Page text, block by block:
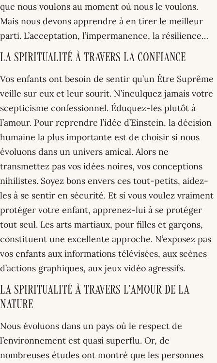
que nous voulons au moment où nous le voulons.
Mais nous devons apprendre à en tirer le meilleur
parti. L’acceptation, l’impermanence, la résilience…
La spiritualité à travers la confiance
Vos enfants ont besoin de sentir qu’un Être Suprême
veille sur eux et leur sourit. N’inculquez jamais votre
scepticisme confessionnel. Éduquez-les plutôt à
l’amour. Pour reprendre l’idée d’Einstein, la décision
humaine la plus importante est de choisir si nous
évoluons dans un univers amical. Alors ne
transmettez pas vos idées noires, vos conceptions
nihilistes. Soyez bons envers ces tout-petits, aidez-
les à se sentir en sécurité. Et si vous voulez vraiment
protéger votre enfant, apprenez-lui à se protéger
tout seul. Les arts martiaux, pour filles et garçons,
constituent une excellente approche. N’exposez pas
vos enfants aux informations télévisées, aux scènes
d’actions graphiques, aux jeux vidéo agressifs.
La spiritualité à travers l'amour de la
nature
Nous évoluons dans un pays où le respect de
l’environnement est quasi superflu. Or, de
nombreuses études ont montré que les personnes